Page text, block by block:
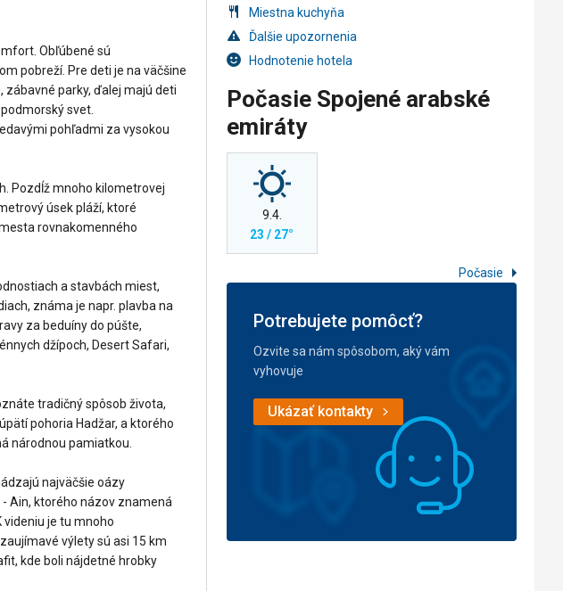
Obľúbené sú
pobreží. Pre deti je na väčšine
zábavné parky, ďalej majú deti
svet.
pohľadmi za vysokou
Pozdĺž mnoho kilometrovej
úsek pláží, ktoré
rovnakomenného
a stavbách miest,
známa je napr. plavba na
za beduíny do púšte,
džípoch, Desert Safari,
tradičný spôsob života,
pohoria Hadžar, a ktorého
národnou pamiatkou.
najväčšie oázy
Ain, ktorého názov znamená
videniu je tu mnoho
výlety sú asi 15 km
kde boli nájdetné hrobky
Miestna kuchyňa
Ďalšie upozornenia
Hodnotenie hotela
Počasie Spojené arabské
emiráty
9.4.
23 / 27°
Počasie
Potrebujete pomôcť?
Ozvite sa nám spôsobom, aký vám
vyhovuje
Ukázať kontakty